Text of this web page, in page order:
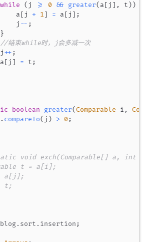
while
( j >= 0 && greater( a [ j ] , t ) )
a
[ j + 1] = a [ j ] ;
j
-- ;
}
//结束while时，j会多减一次
++ ;
[ j ] = t ;
boolean greater(Comparable i ,
. compareTo( j ) > 0 ;
void exch(Comparable[] a,
t = a[i];
a[j];
t;
. sort . insertion ;